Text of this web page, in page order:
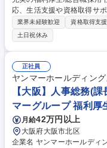
応、生活支援や資格取得サ
するお仕事です。外国人技
業と人材の架け橋となるポジションです 【具体的な
習、特定技能の受入れ対応
種申請 ・外国人技能実習機
からの育成就労制度スター
です。外国人材が安心して
サポートします。経験を活か
職種 【大阪/人事管理・外
業界未経験歓迎 資格取得支
土日祝休み
正社員
ヤンマーホールディン
【大阪】人事総務(
マーグループ 福利厚
月給42万円以上
大阪府大阪市北区
企業名 ヤンマーホールディングス株式会社 求